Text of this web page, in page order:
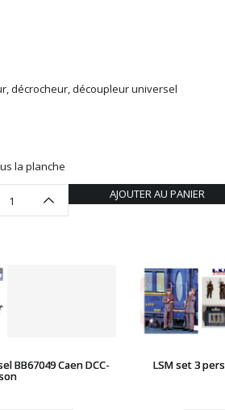
décrocheur, découpleur universel
la planche
AJOUTER AU PANIER
BB67049 Caen DCC- LSM set 3